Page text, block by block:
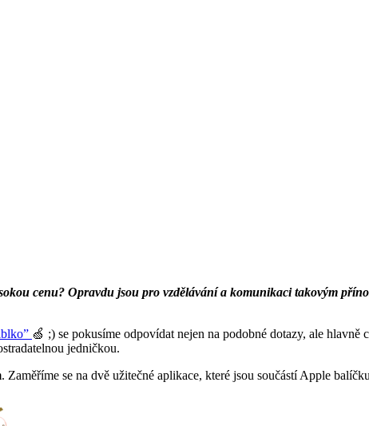
cenu? Opravdu jsou pro vzdělávání a komunikaci takovým
🍏 ;) se pokusíme odpovídat nejen na podobné dotazy, ale
jedničkou.
. Zaměříme se na dvě užitečné aplikace, které jsou součástí Apple